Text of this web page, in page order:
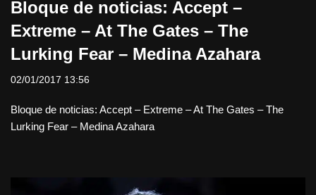
Bloque de noticias: Accept –
Extreme – At The Gates – The
Lurking Fear – Medina Azahara
02/01/2017 13:56
Bloque de noticias: Accept – Extreme – At The Gates – The
Lurking Fear – Medina Azahara